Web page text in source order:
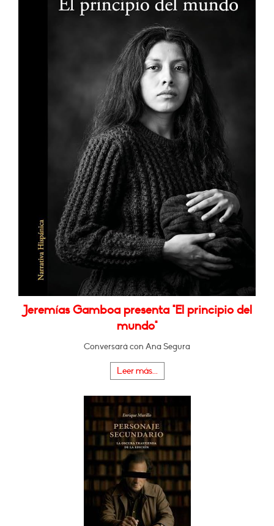
Jeremías Gamboa presenta "El principio del
mundo"
Conversará con Ana Segura
Leer más...